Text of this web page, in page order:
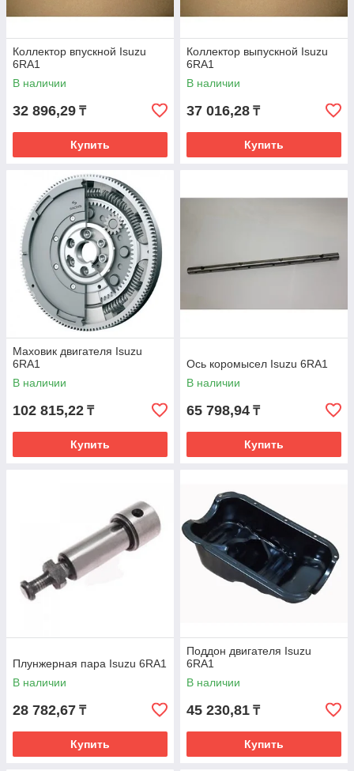
Коллектор впускной Isuzu
6RA1
В наличии
32 896,29 ₸
Купить
Коллектор выпускной Isuzu
6RA1
В наличии
37 016,28 ₸
Купить
Маховик двигателя Isuzu
6RA1
В наличии
102 815,22 ₸
Купить
Ось коромысел Isuzu 6RA1
В наличии
65 798,94 ₸
Купить
Плунжерная пара Isuzu 6RA1
В наличии
28 782,67 ₸
Купить
Поддон двигателя Isuzu
6RA1
В наличии
45 230,81 ₸
Купить